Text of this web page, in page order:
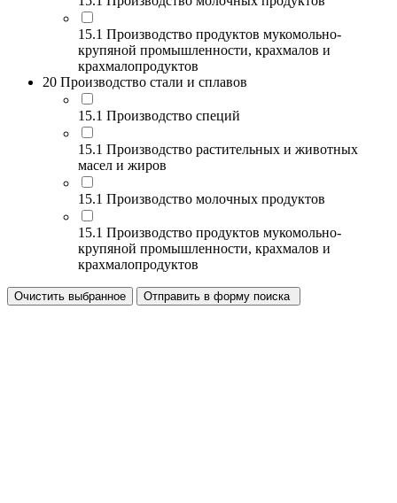
15.1 Производство продуктов мукомольно-
крупяной промышленности, крахмалов и
крахмалопродуктов
20 Производство стали и сплавов
15.1 Производство специй
15.1 Производство растительных и животных
масел и жиров
15.1 Производство молочных продуктов
15.1 Производство продуктов мукомольно-
крупяной промышленности, крахмалов и
крахмалопродуктов